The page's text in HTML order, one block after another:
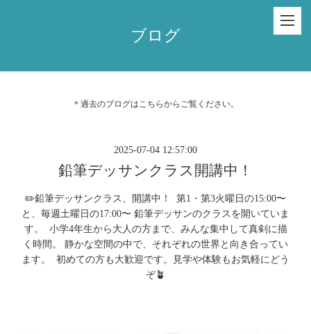
ブログ
＊過去のブログはこちらからご覧ください。
2025-07-04 12:57:00
鉛筆デッサンクラス開講中！
✏️鉛筆デッサンクラス、開講中！ ⁡ 第1・第3火曜日の15:00〜
と、毎週土曜日の17:00〜 鉛筆デッサンのクラスを開いていま
す。 ⁡ 小学4年生から大人の方まで、みんな集中して真剣に描
く時間。 静かな空間の中で、それぞれの世界と向き合ってい
ます。 ⁡ 初めての方も大歓迎です。見学や体験もお気軽にどう
ぞ🪴